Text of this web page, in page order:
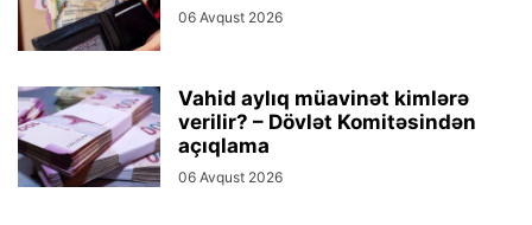
06 Avqust 2026
Vahid aylıq müavinət kimlərə
verilir? – Dövlət Komitəsindən
açıqlama
06 Avqust 2026